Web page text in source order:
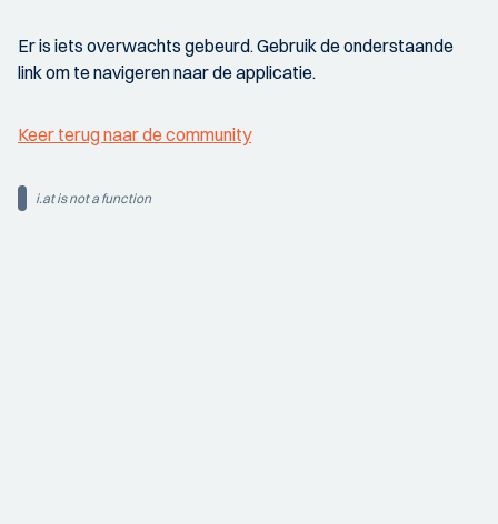
Er is iets overwachts gebeurd. Gebruik de onderstaande
link om te navigeren naar de applicatie.
Keer terug naar de community
i.at is not a function